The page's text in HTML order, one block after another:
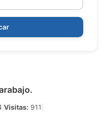
Visitas: 911